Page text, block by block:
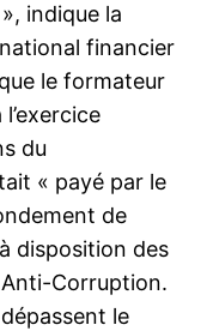
indique la
financier
le formateur
du
« payé par le
de
disposition des
Anti-Corruption.
le